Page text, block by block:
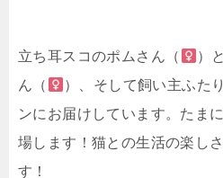
立ち耳スコのポムさん（
）
ん（
）、そして飼い主ふた
ンにお届けしています。たま
場します！猫との生活の楽し
す！